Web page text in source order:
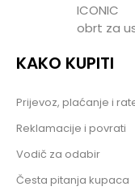
ICONIC
obrt za
KAKO KUPITI
Prijevoz, plaćanje i
Reklamacije i povrati
Vodič za odabir
Česta pitanja kupaca